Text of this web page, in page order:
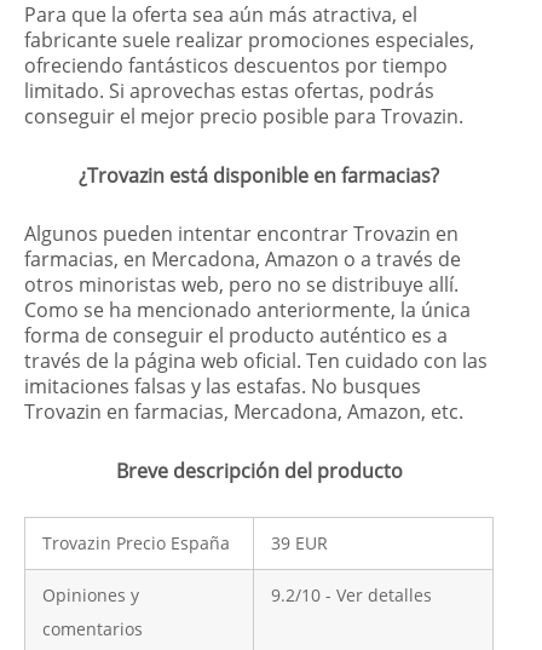
Para que la oferta sea aún más atractiva, el
fabricante suele realizar promociones especiales,
ofreciendo fantásticos descuentos por tiempo
limitado. Si aprovechas estas ofertas, podrás
conseguir el mejor precio posible para Trovazin.
¿Trovazin está disponible en farmacias?
Algunos pueden intentar encontrar Trovazin en
farmacias, en Mercadona, Amazon o a través de
otros minoristas web, pero no se distribuye allí.
Como se ha mencionado anteriormente, la única
forma de conseguir el producto auténtico es a
través de la página web oficial. Ten cuidado con las
imitaciones falsas y las estafas. No busques
Trovazin en farmacias, Mercadona, Amazon, etc.
Breve descripción del producto
Trovazin Precio España 39 EUR
Opiniones y
comentarios
9.2/10 - Ver detalles